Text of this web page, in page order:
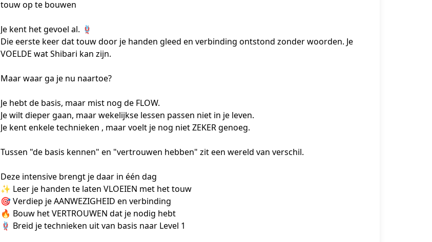
touw op te bouwen
Je kent het gevoel al. 🪢
Die eerste keer dat touw door je handen gleed en verbinding ontstond zonder woorden. Je
VOELDE wat Shibari kan zijn.
Maar waar ga je nu naartoe?
Je hebt de basis, maar mist nog de FLOW.
Je wilt dieper gaan, maar wekelijkse lessen passen niet in je leven.
Je kent enkele technieken , maar voelt je nog niet ZEKER genoeg.
Tussen "de basis kennen" en "vertrouwen hebben" zit een wereld van verschil.
Deze intensive brengt je daar in één dag
✨ Leer je handen te laten VLOEIEN met het touw
🎯 Verdiep je AANWEZIGHEID en verbinding
🔥 Bouw het VERTROUWEN dat je nodig hebt
🪢 Breid je technieken uit van basis naar Level 1